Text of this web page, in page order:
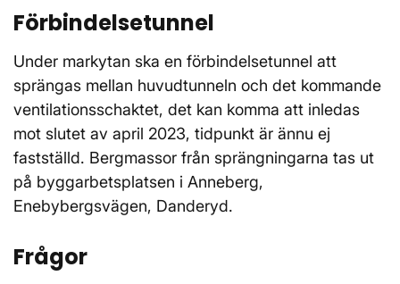
Förbindelsetunnel
Under markytan ska en förbindelsetunnel att
sprängas mellan huvudtunneln och det kommande
ventilationsschaktet, det kan komma att inledas
mot slutet av april 2023, tidpunkt är ännu ej
fastställd. Bergmassor från sprängningarna tas ut
på byggarbetsplatsen i Anneberg,
Enebybergsvägen, Danderyd.
Frågor